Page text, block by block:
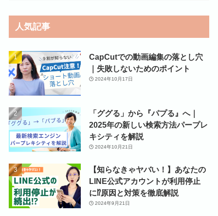
人気記事
CapCutでの動画編集の落とし穴
｜失敗しないためのポイント
2024年10月17日
「ググる」から『パプる』へ｜
2025年の新しい検索方法パープレ
キシティを解説
2024年10月21日
【知らなきゃヤバい！】あなたの
LINE公式アカウントが利用停止
に⁉原因と対策を徹底解説
2024年9月21日